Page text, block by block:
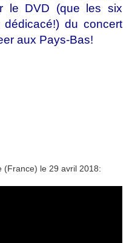
le DVD (que les six
du concert
aux Pays-Bas!
(France) le 29 avril 2018: